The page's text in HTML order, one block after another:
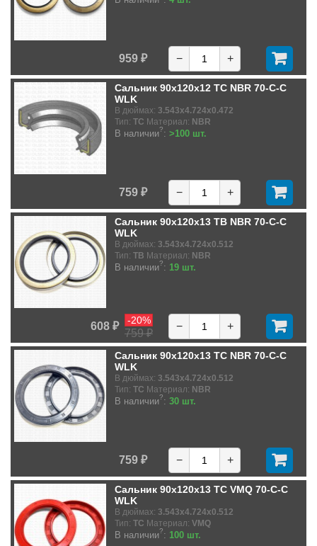
959 ₽ − +
Сальник 90x120x12 TC NBR 70-C-C
WLK
В дюймах: 3.543x4.724x0.472
Тип: TC Материал: NBR
В наличии?: >100 шт.
759 ₽ − +
Сальник 90x120x13 TB NBR 70-C-C
WLK
В дюймах: 3.543x4.724x0.512
Тип: TB Материал: NBR
В наличии?: 19 шт.
608 ₽
759 ₽
-20% − +
Сальник 90x120x13 TC NBR 70-C-C
WLK
В дюймах: 3.543x4.724x0.512
Тип: TC Материал: NBR
В наличии?: 30 шт.
759 ₽ − +
Сальник 90x120x13 TC VMQ 70-C-C
WLK
В дюймах: 3.543x4.724x0.512
Тип: TC Материал: VMQ
В наличии?: 100 шт.